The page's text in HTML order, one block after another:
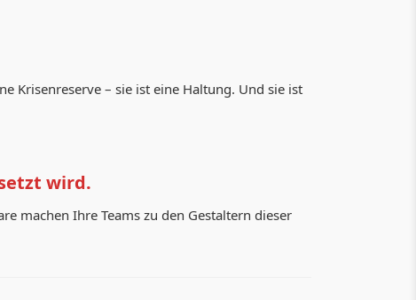
Krisenreserve – sie ist eine Haltung. Und sie ist
wird.
machen Ihre Teams zu den Gestaltern dieser